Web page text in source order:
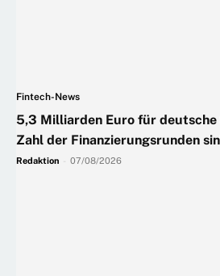
Fintech-News
5,3 Milliarden Euro für
Zahl der Finanzierungsrunden
Redaktion 07/08/2026